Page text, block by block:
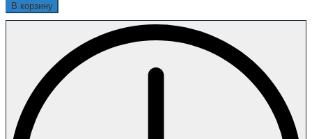
В корзину